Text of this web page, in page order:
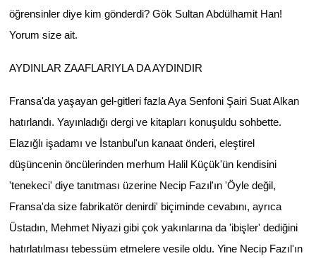
öğrensinler diye kim gönderdi? Gök Sultan Abdülhamit Han!
Yorum size ait.
AYDINLAR ZAAFLARIYLA DA AYDINDIR
Fransa'da yaşayan gel-gitleri fazla Aya Senfoni Şairi Suat Alkan
hatırlandı. Yayınladığı dergi ve kitapları konuşuldu sohbette.
Elazığlı işadamı ve İstanbul'un kanaat önderi, eleştirel
düşüncenin öncülerinden merhum Halil Küçük'ün kendisini
'tenekeci' diye tanıtması üzerine Necip Fazıl'ın 'Öyle değil,
Fransa'da size fabrikatör denirdi' biçiminde cevabını, ayrıca
Üstadın, Mehmet Niyazi gibi çok yakınlarına da 'ibişler' dediğini
hatırlatılması tebessüm etmelere vesile oldu. Yine Necip Fazıl'ın